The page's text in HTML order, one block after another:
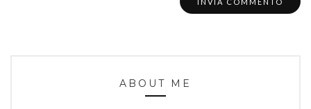
ABOUT ME